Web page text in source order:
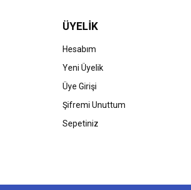
Gönder
ÜYELİK
Hesabım
Yeni Üyelik
Üye Girişi
Şifremi Unuttum
Sepetiniz